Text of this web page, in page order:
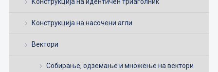
Конструкција на насочени агли
Вектори
Собирање, одземање и множење на вектори